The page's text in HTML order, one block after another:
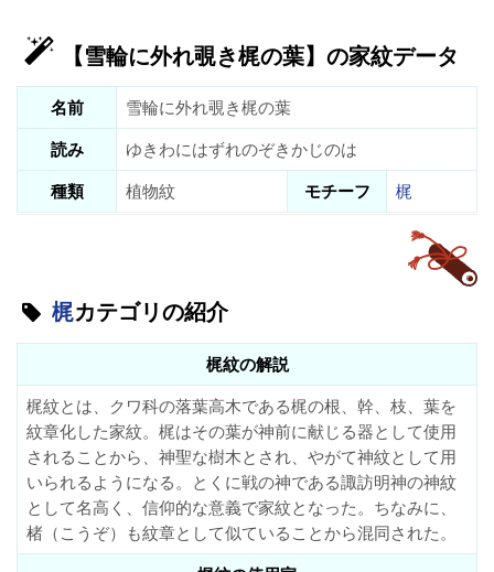
【雪輪に外れ覗き梶の葉】の家紋データ
名前
雪輪に外れ覗き梶の葉
読み
ゆきわにはずれのぞきかじのは
種類
植物紋 モチーフ 梶
梶カテゴリの紹介
梶紋の解説
梶紋とは、クワ科の落葉高木である梶の根、幹、枝、葉を
紋章化した家紋。梶はその葉が神前に献じる器として使用
されることから、神聖な樹木とされ、やがて神紋として用
いられるようになる。とくに戦の神である諏訪明神の神紋
として名高く、信仰的な意義で家紋となった。ちなみに、
楮（こうぞ）も紋章として似ていることから混同された。